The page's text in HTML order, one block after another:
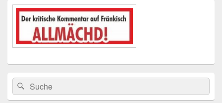
Suchen
nach:
Suchen